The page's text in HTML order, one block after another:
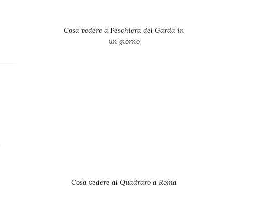
Cosa vedere a Peschiera del Garda in
un giorno
Cosa vedere al Quadraro a Roma